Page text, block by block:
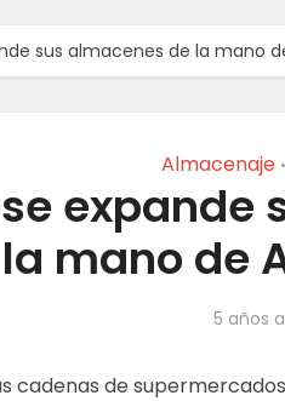
sus almacenes de la mano
Almacenaje •
expande
la mano de
5 años
cadenas de